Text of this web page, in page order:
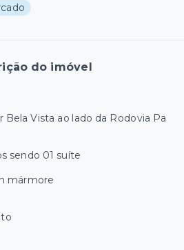
do imóvel
Bela Vista ao lado da Rodovia Pa
sendo 01 suíte
mármore